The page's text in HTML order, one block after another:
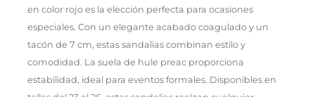
en color rojo es la elección perfecta para ocasiones
especiales. Con un elegante acabado coagulado y un
tacón de 7 cm, estas sandalias combinan estilo y
comodidad. La suela de hule preac proporciona
estabilidad, ideal para eventos formales. Disponibles en